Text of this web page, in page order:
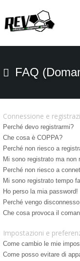
FAQ
Connessione e
Perché devo registrarmi?
Che cosa è COPPA?
Perché non riesco a
Mi sono registrato ma non
Perché non riesco a
Mi sono registrato tempo
Ho perso la mia password!
Perché vengo
Che cosa provoca il
Impostazioni e
Come cambio le mie
Come posso evitare di